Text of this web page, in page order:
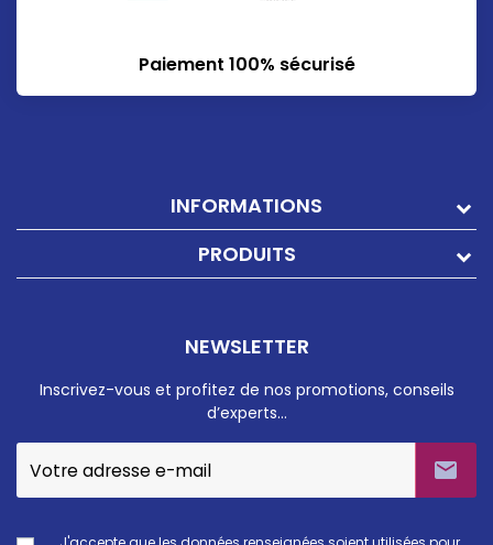
Paiement 100% sécurisé
INFORMATIONS
PRODUITS
NEWSLETTER
Inscrivez-vous et profitez de nos promotions, conseils
d’experts…
